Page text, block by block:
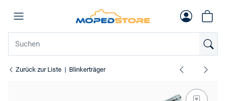
Zurück zur Liste Blinkerträger